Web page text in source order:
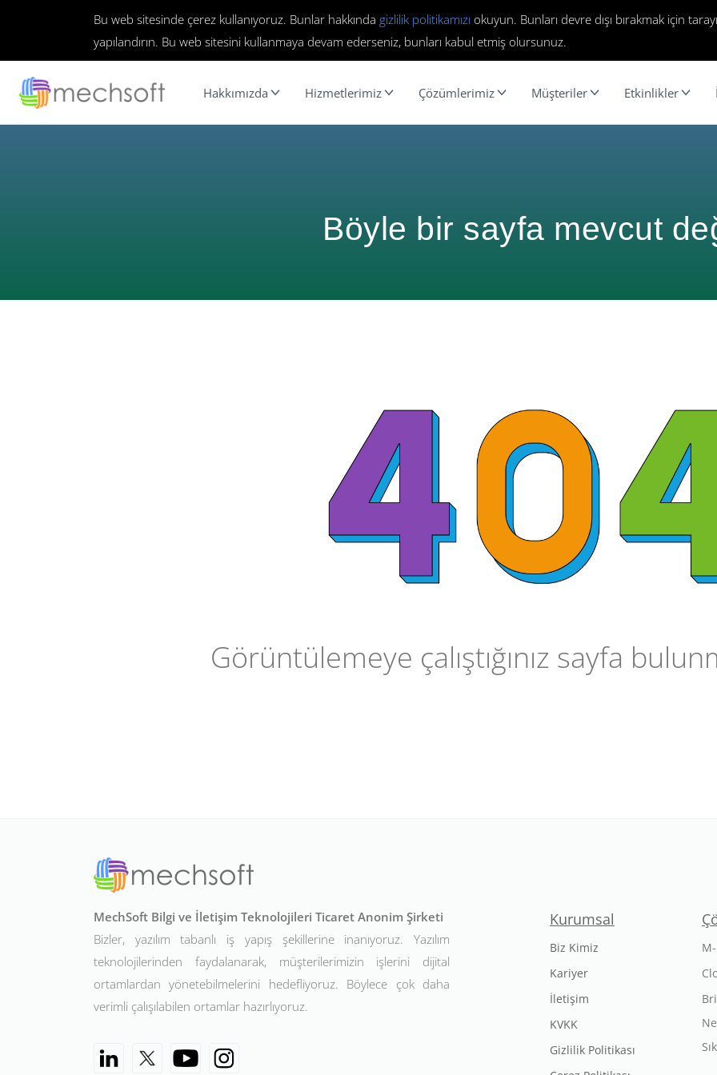
Bu web sitesinde çerez kullanıyoruz. Bunlar hakkında gizlilik politikamızı okuyun. Bunları devre dışı bırakmak için
yapılandırın. Bu web sitesini kullanmaya devam ederseniz, bunları kabul etmiş olursunuz.
Hakkımızda Hizmetlerimiz Çözümlerimiz Müşteriler Etkinlikler
Böyle bir sayfa mevcut
Görüntülemeye çalıştığınız sayfa
MechSoft Bilgi ve İletişim Teknolojileri Ticaret Anonim Şirketi
Bizler, yazılım tabanlı iş yapış şekillerine inanıyoruz. Yazılım
teknolojilerinden faydalanarak, müşterilerimizin işlerini dijital
ortamlardan yönetebilmelerini hedefliyoruz. Böylece çok daha
verimli çalışılabilen ortamlar hazırlıyoruz.
Kurumsal
Biz Kimiz
Kariyer
İletişim
KVKK
Gizlilik Politikası